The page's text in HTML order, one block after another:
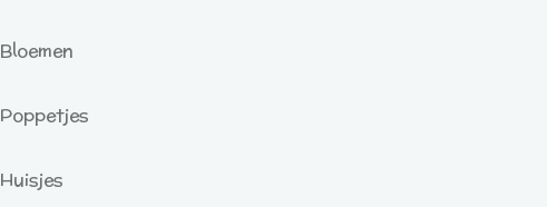
Bloemen
Poppetjes
Huisjes